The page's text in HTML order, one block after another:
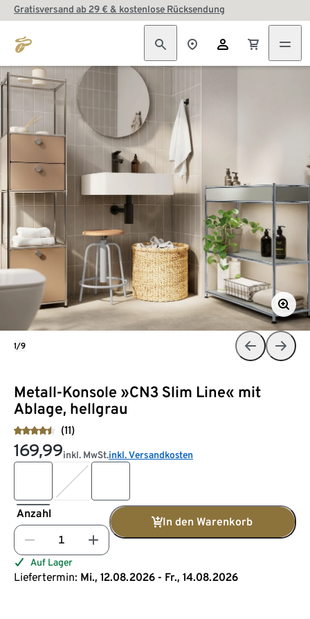
Gratisversand ab 29 € & kostenlose Rücksendung
Metall-Konsole »CN3 Slim Line« mit
Ablage, hellgrau
(11)
169,99inkl. MwSt.inkl. Versandkosten
Anzahl
In den Warenkorb
Auf Lager
Liefertermin: Mi., 12.08.2026 - Fr., 14.08.2026
1/9